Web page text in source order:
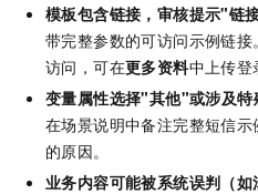
模板包含链接，审核提示"链
带完整参数的可访问示例链
访问，可在更多资料中上传登
变量属性选择"其他"或涉及特
在场景说明中备注完整短信
的原因。
业务内容可能被系统误判（